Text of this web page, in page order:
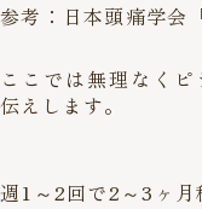
参考： 日本頭痛学会
ここでは無理なく
伝えします。
週1～2回で2～3ヶ